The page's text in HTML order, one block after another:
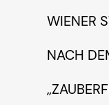
IENER
ACH